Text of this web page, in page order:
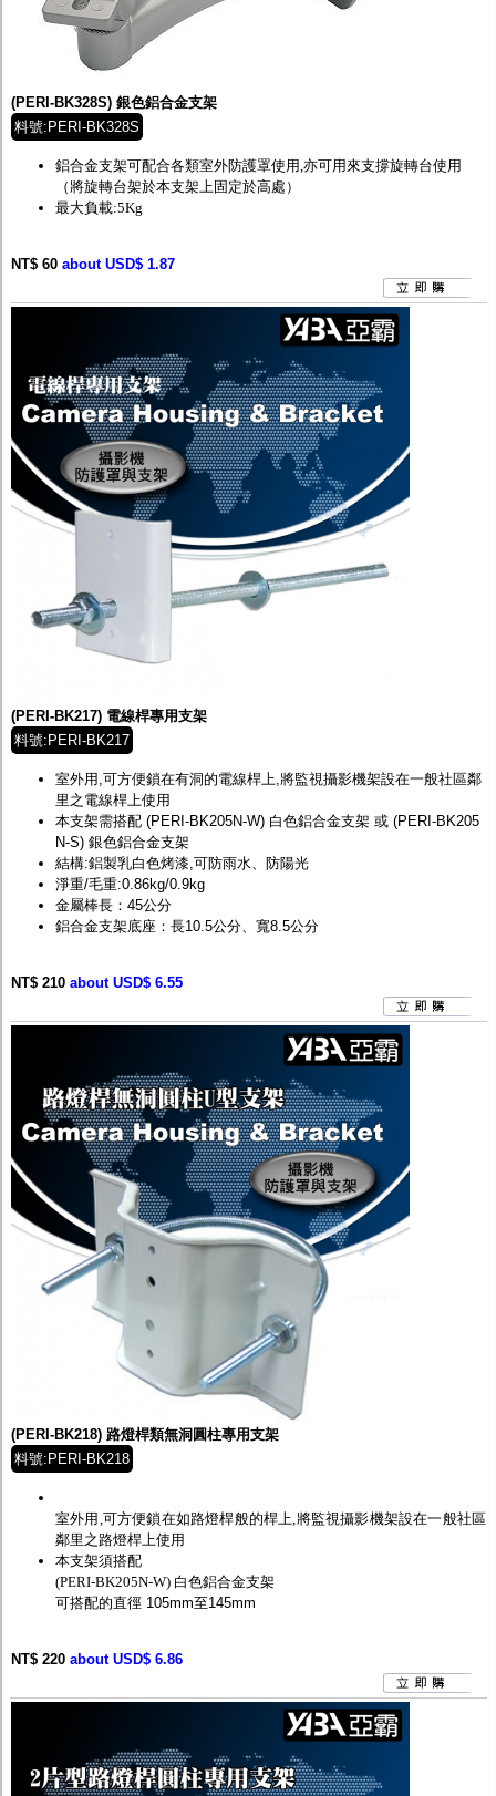
(PERI-BK328S) 銀色鋁合金支架
料號:PERI-BK328S
鋁合金支架可配合各類室外防護罩使用,亦可用來支撐旋轉台使用
（將旋轉台架於本支架上固定於高處）
最大負載:5Kg
NT$ 60 about USD$ 1.87
(PERI-BK217) 電線桿專用支架
料號:PERI-BK217
室外用,可方便鎖在有洞的電線桿上,將監視攝影機架設在一般社區鄰
里之電線桿上使用
本支架需搭配 (PERI-BK205N-W) 白色鋁合金支架 或 (PERI-BK205
N-S) 銀色鋁合金支架
結構:鋁製乳白色烤漆,可防雨水、防陽光
淨重/毛重:0.86kg/0.9kg
金屬棒長：45公分
鋁合金支架底座：長10.5公分、寬8.5公分
NT$ 210 about USD$ 6.55
(PERI-BK218) 路燈桿類無洞圓柱專用支架
料號:PERI-BK218
室外用,可方便鎖在如路燈桿般的桿上,將監視攝影機架設在一般社區
鄰里之路燈桿上使用
本支架須搭配
(PERI-BK205N-W) 白色鋁合金支架
可搭配的直徑 105mm至145mm
NT$ 220 about USD$ 6.86